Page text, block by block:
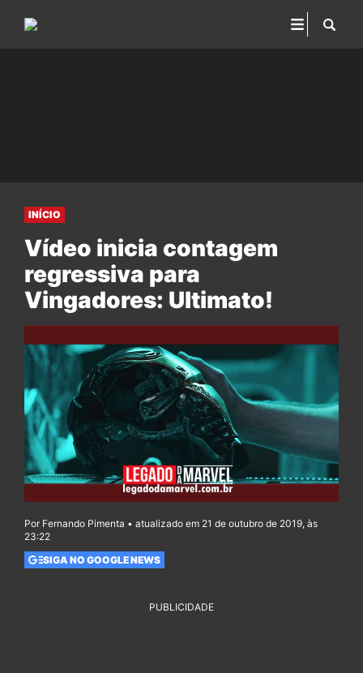
INÍCIO
Vídeo inicia contagem
regressiva para
Vingadores: Ultimato!
Por Fernando Pimenta • atualizado em 21 de outubro de 2019, às
23:22
SIGA NO GOOGLE NEWS
PUBLICIDADE